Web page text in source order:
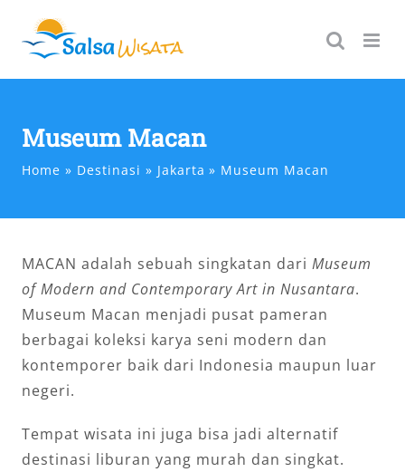
content
Museum Macan
Home Destinasi Jakarta Museum Macan
MACAN adalah sebuah singkatan dari Museum
of Modern and Contemporary Art in Nusantara.
Museum Macan menjadi pusat pameran
berbagai koleksi karya seni modern dan
kontemporer baik dari Indonesia maupun luar
negeri.
Tempat wisata ini juga bisa jadi alternatif
destinasi liburan yang murah dan singkat.